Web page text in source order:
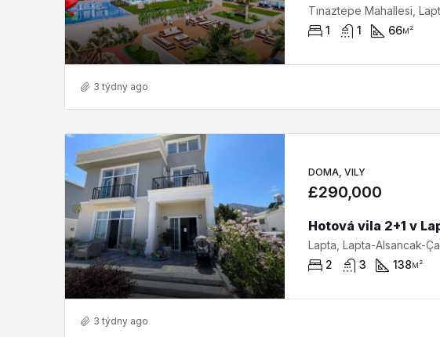
1
1 66м²
3 týdny ago
DOMA, VILY
£290,000
2
3 138м²
3 týdny ago